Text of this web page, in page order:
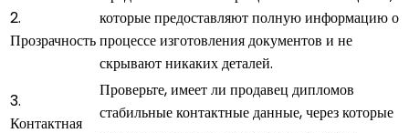
2.
Прозрачность
которые предоставляют полную информацию о
процессе изготовления документов и не
скрывают никаких деталей.
3.
Контактная
Проверьте, имеет ли продавец дипломов
стабильные контактные данные, через которые